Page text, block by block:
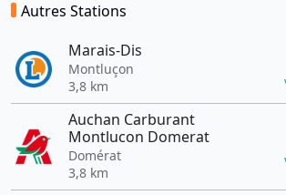
Autres Stations
Marais-Dis
Montluçon
3,8 km
Auchan Carburant
Montlucon Domerat
Domérat
3,8 km